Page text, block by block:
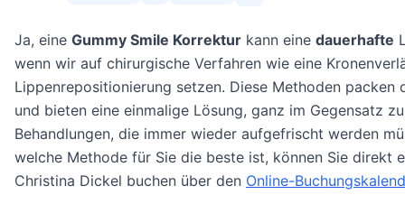
Ja, eine Gummy Smile Korrektur kann eine dauerhafte
wenn wir auf chirurgische Verfahren wie eine
Lippenrepositionierung setzen. Diese Methoden packen
und bieten eine einmalige Lösung, ganz im Gegensatz
Behandlungen, die immer wieder aufgefrischt werden
welche Methode für Sie die beste ist, können Sie direkt
Christina Dickel buchen über den Online-